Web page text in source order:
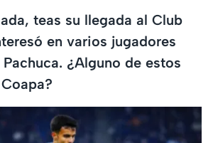
teas su llegada al Club
en varios jugadores
¿Alguno de estos